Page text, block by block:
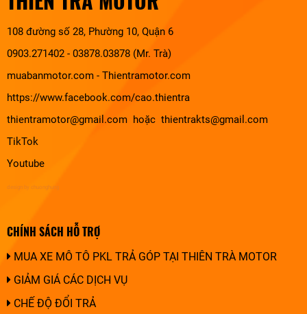
108 đường số 28, Phường 10, Quận 6
0903.271402 - 03878.03878 (Mr. Trà)
muabanmotor.com - Thientramotor.com
https://www.facebook.com/cao.thientra
thientramotor@gmail.com hoặc thientrakts@gmail.com
TikTok
Youtube
design by chuonghung
CHÍNH SÁCH HỖ TRỢ
MUA XE MÔ TÔ PKL TRẢ GÓP TẠI THIÊN TRÀ MOTOR
GIẢM GIÁ CÁC DỊCH VỤ
CHẾ ĐỘ ĐỔI TRẢ